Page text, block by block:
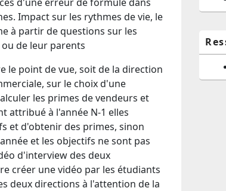
Impact sur les rythmes de vie, le
à partir de questions sur les
de leur parents
le point de vue, soit de la direction
sur le choix d'une
les primes de vendeurs et
attribué à l'année N-1 elles
et d'obtenir des primes, sinon
et les objectifs ne sont pas
d'interview des deux
créer une vidéo par les étudiants
deux directions à l'attention de la